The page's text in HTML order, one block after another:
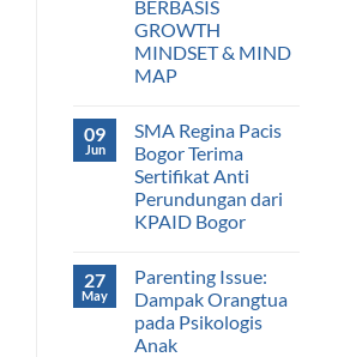
BERBASIS
GROWTH
MINDSET & MIND
MAP
09
Jun
SMA Regina Pacis
Bogor Terima
Sertifikat Anti
Perundungan dari
KPAID Bogor
27
May
Parenting Issue:
Dampak Orangtua
pada Psikologis
Anak